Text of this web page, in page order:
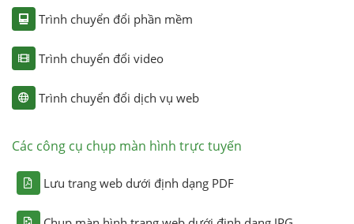
Trình chuyển đổi phần mềm
Trình chuyển đổi video
Trình chuyển đổi dịch vụ web
Các công cụ chụp màn hình trực tuyến
Lưu trang web dưới định dạng PDF